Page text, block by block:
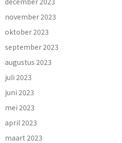
november 2023
oktober 2023
september 2023
augustus 2023
juli 2023
juni 2023
mei 2023
april 2023
maart 2023